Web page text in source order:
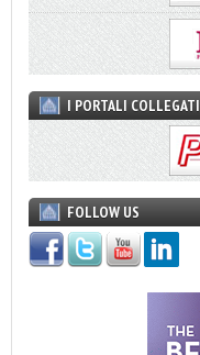
I PORTALI COLLEGATI
FOLLOW US